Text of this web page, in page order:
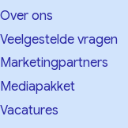
Over ons
Veelgestelde vragen
Marketingpartners
Mediapakket
Vacatures